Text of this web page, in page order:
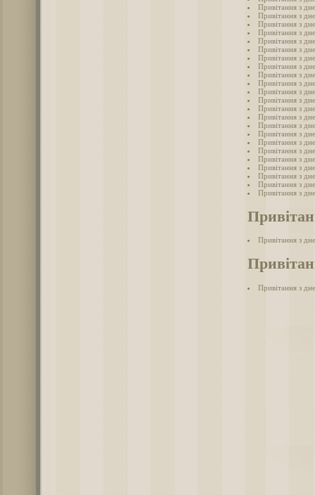
Привітання з
Привітання з
Привітання з
Привітання з
Привітання з
Привітання з
Привітання з
Привітання з
Привітання з
Привітання з
Привітання з
Привітання з
Привітання з
Привітання з
Привітання з
Привітання з
Привітання з
Привітання з
Привітання з
Привітання з
Привітання з
Привітання з
Привітання з
Привітання з
Привітання з